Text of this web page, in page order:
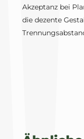
Akzeptanz bei
die dezente